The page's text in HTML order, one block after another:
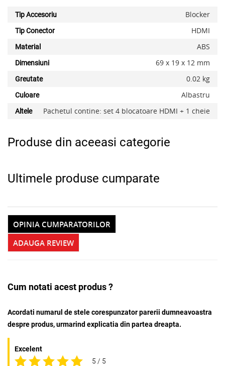
Tip Accesoriu Blocker
Tip Conector HDMI
Material ABS
Dimensiuni 69 x 19 x 12 mm
Greutate 0.02 kg
Culoare Albastru
Altele Pachetul contine: set 4 blocatoare HDMI + 1 cheie
Produse din aceeasi categorie
Ultimele produse cumparate
ADAUGA REVIEW
OPINIA CUMPARATORILOR
Cum notati acest produs ?
Acordati numarul de stele corespunzator parerii dumneavoastra
despre produs, urmarind explicatia din partea dreapta.
Excelent
5 / 5